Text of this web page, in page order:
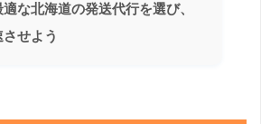
な北海道の発送代行を選び、
せよう